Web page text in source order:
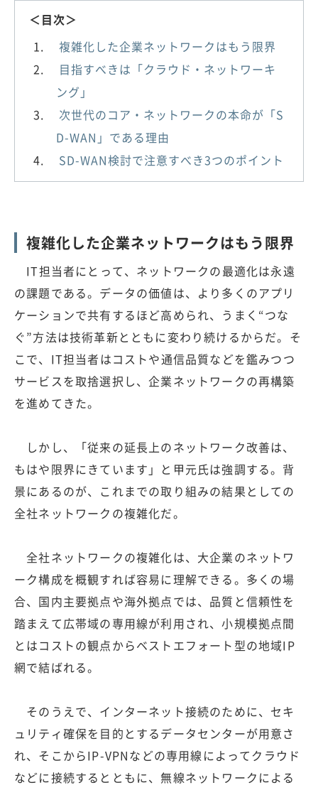
＜目次＞
複雑化した企業ネットワークはもう限界
目指すべきは「クラウド・ネットワーキ
ング」
次世代のコア・ネットワークの本命が「S
D-WAN」である理由
SD-WAN検討で注意すべき3つのポイント
複雑化した企業ネットワークはもう限界
IT担当者にとって、ネットワークの最適化は永遠
の課題である。データの価値は、より多くのアプリ
ケーションで共有するほど高められ、うまく“つな
ぐ”方法は技術革新とともに変わり続けるからだ。そ
こで、IT担当者はコストや通信品質などを鑑みつつ
サービスを取捨選択し、企業ネットワークの再構築
を進めてきた。
しかし、「従来の延長上のネットワーク改善は、
もはや限界にきています」と甲元氏は強調する。背
景にあるのが、これまでの取り組みの結果としての
全社ネットワークの複雑化だ。
全社ネットワークの複雑化は、大企業のネットワ
ーク構成を概観すれば容易に理解できる。多くの場
合、国内主要拠点や海外拠点では、品質と信頼性を
踏まえて広帯域の専用線が利用され、小規模拠点間
とはコストの観点からベストエフォート型の地域IP
網で結ばれる。
そのうえで、インターネット接続のために、セキ
ュリティ確保を目的とするデータセンターが用意さ
れ、そこからIP-VPNなどの専用線によってクラウド
などに接続するとともに、無線ネットワークによる